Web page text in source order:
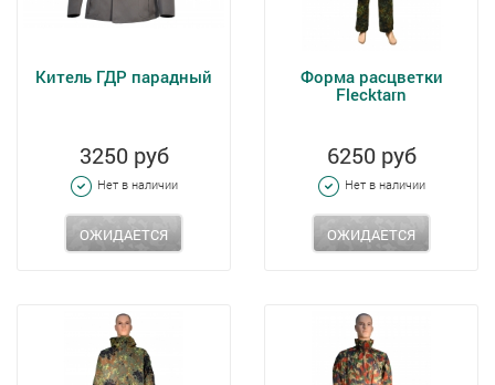
Китель ГДР парадный
3250 руб
Нет в наличии
ОЖИДАЕТСЯ
Форма расцветки
Flecktarn
6250 руб
Нет в наличии
ОЖИДАЕТСЯ